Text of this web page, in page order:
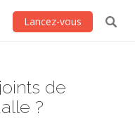
Lancez-vous
de
?